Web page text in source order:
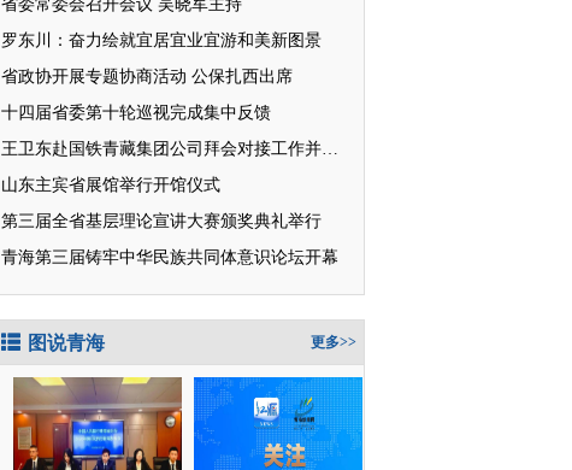
省委常委会召开会议 吴晓军主持
罗东川：奋力绘就宜居宜业宜游和美新图景
省政协开展专题协商活动 公保扎西出席
十四届省委第十轮巡视完成集中反馈
王卫东赴国铁青藏集团公司拜会对接工作并座谈
山东主宾省展馆举行开馆仪式
第三届全省基层理论宣讲大赛颁奖典礼举行
青海第三届铸牢中华民族共同体意识论坛开幕
图说青海 更多>>